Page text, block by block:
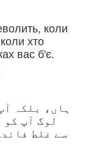
коли
хто
вас б'є.
ہاں، بلکہ
لوگ آپ کو
سے غلط